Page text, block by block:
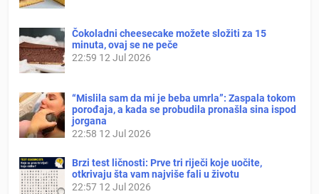
Čokoladni cheesecake možete složiti za 15
minuta, ovaj se ne peče
22:59 12 Jul 2026
“Mislila sam da mi je beba umrla”: Zaspala tokom
porođaja, a kada se probudila pronašla sina ispod
jorgana
22:58 12 Jul 2026
Brzi test ličnosti: Prve tri riječi koje uočite,
otkrivaju šta vam najviše fali u životu
22:57 12 Jul 2026